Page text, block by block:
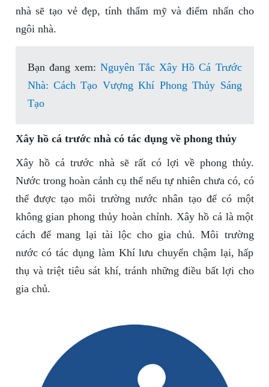
nhà sẽ tạo vẻ đẹp, tính thẩm mỹ và điểm nhấn cho
ngôi nhà.
Bạn đang xem: Nguyên Tắc Xây Hồ Cá Trước
Nhà: Cách Tạo Vượng Khí Phong Thủy Sáng
Tạo
Xây hồ cá trước nhà có tác dụng về phong thủy
Xây hồ cá trước nhà sẽ rất có lợi về phong thủy.
Nước trong hoàn cảnh cụ thể nếu tự nhiên chưa có, có
thể được tạo môi trường nước nhân tạo để có một
không gian phong thủy hoàn chỉnh. Xây hồ cá là một
cách để mang lại tài lộc cho gia chủ. Môi trường
nước có tác dụng làm Khí lưu chuyển chậm lại, hấp
thụ và triệt tiêu sát khí, tránh những điều bất lợi cho
gia chủ.